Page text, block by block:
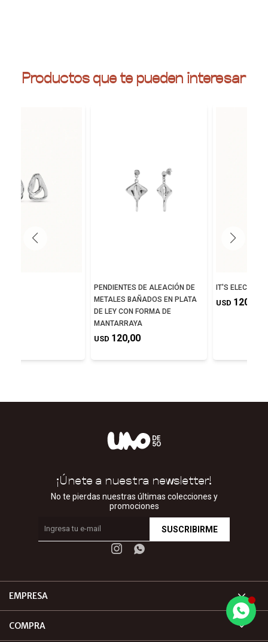
Productos que te pueden interesar
PENDIENTES DE ALEACIÓN DE
METALES BAÑADOS EN PLATA
DE LEY CON FORMA DE
MANTARRAYA
USD 120,00
IT'S
USD 120,00
EMPRESA
COMPRA
¡Únete a nuestra newsletter!
No te pierdas nuestras últimas colecciones y
promociones
SUSCRIBIRME
 